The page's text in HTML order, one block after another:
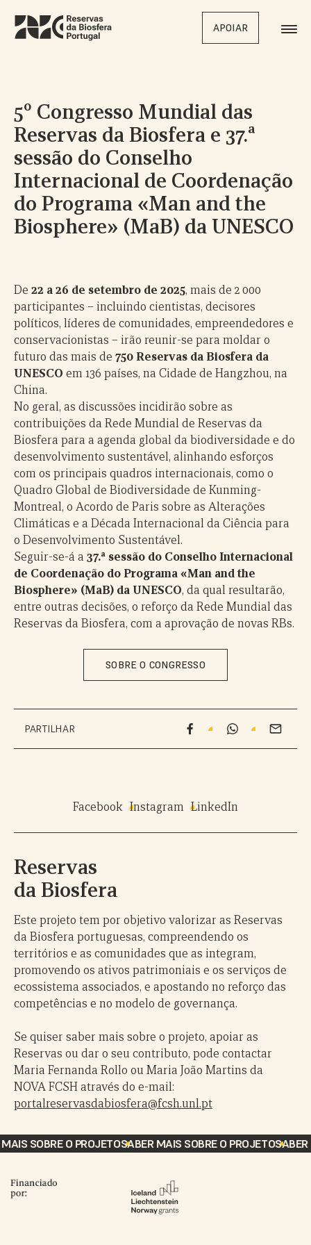
main
APOIAR
5º Congresso Mundial das
Reservas da Biosfera e 37.ª
sessão do Conselho
Internacional de Coordenação
do Programa «Man and the
Biosphere» (MaB) da UNESCO
De 22 a 26 de setembro de 2025, mais de 2 000
participantes – incluindo cientistas, decisores
políticos, líderes de comunidades, empreendedores e
conservacionistas – irão reunir-se para moldar o
futuro das mais de 750 Reservas da Biosfera da
UNESCO em 136 países, na Cidade de Hangzhou, na
China.
No geral, as discussões incidirão sobre as
contribuições da Rede Mundial de Reservas da
Biosfera para a agenda global da biodiversidade e do
desenvolvimento sustentável, alinhando esforços
com os principais quadros internacionais, como o
Quadro Global de Biodiversidade de Kunming-
Montreal, o Acordo de Paris sobre as Alterações
Climáticas e a Década Internacional da Ciência para
o Desenvolvimento Sustentável.
Seguir-se-á a 37.ª sessão do Conselho Internacional
de Coordenação do Programa «Man and the
Biosphere» (MaB) da UNESCO, da qual resultarão,
entre outras decisões, o reforço da Rede Mundial das
Reservas da Biosfera, com a aprovação de novas RBs.
SOBRE O CONGRESSO
PARTILHAR
Facebook Instagram LinkedIn
Reservas
da Biosfera
Este projeto tem por objetivo valorizar as Reservas
da Biosfera portuguesas, compreendendo os
territórios e as comunidades que as integram,
promovendo os ativos patrimoniais e os serviços de
ecossistema associados, e apostando no reforço das
competências e no modelo de governança.
Se quiser saber mais sobre o projeto, apoiar as
Reservas ou dar o seu contributo, pode contactar
Maria Fernanda Rollo ou Maria João Martins da
NOVA FCSH através do e-mail:
portalreservasdabiosfera@fcsh.unl.pt
SOBRE O PROJETOSABER MAIS SOBRE O PROJETOSABER